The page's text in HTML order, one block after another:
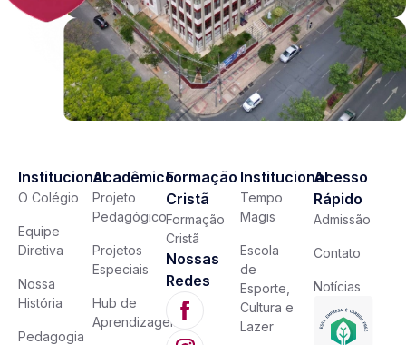
Institucional
O Colégio
Equipe
Diretiva
Nossa
História
Pedagogia
Acadêmico
Projeto
Pedagógico
Projetos
Especiais
Hub de
Aprendizagem
Formação
Cristã
Formação
Cristã
Nossas
Redes
Institucional
Tempo
Magis
Escola
de
Esporte,
Cultura e
Lazer
Acesso
Rápido
Admissão
Contato
Notícias